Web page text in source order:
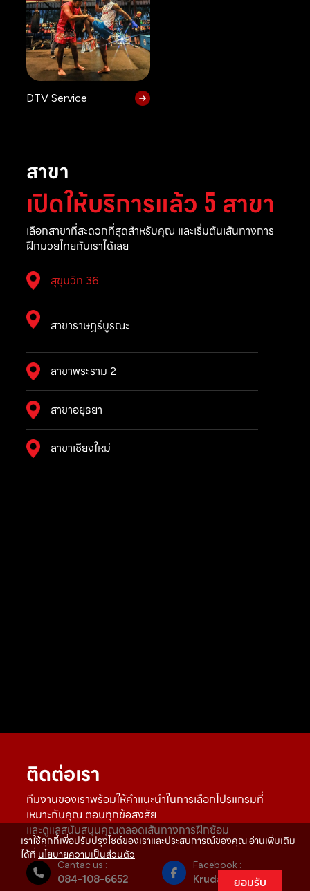
DTV Service
สาขา
เปิดให้บริการแล้ว 5 สาขา
เลือกสาขาที่สะดวกที่สุดสำหรับคุณ และเริ่มต้นเส้นทางการ
ฝึกมวยไทยกับเราได้เลย
สุขุมวิท 36
สาขาราษฎร์บูรณะ
สาขาพระราม 2
สาขาอยุธยา
สาขาเชียงใหม่
ติดต่อเรา
ทีมงานของเราพร้อมให้คำแนะนำในการเลือกโปรแกรมที่
เหมาะกับคุณ ตอบทุกข้อสงสัย
และดูแลสนับสนุนคุณตลอดเส้นทางการฝึกซ้อม
Cantac us :
084-108-6652
Facebook :
Krudam Gym
เราใช้คุกกี้เพื่อปรับปรุงไซต์ของเราและประสบการณ์ของคุณ อ่านเพิ่มเติม
ได้ที่ นโยบายความเป็นส่วนตัว
ยอมรับ